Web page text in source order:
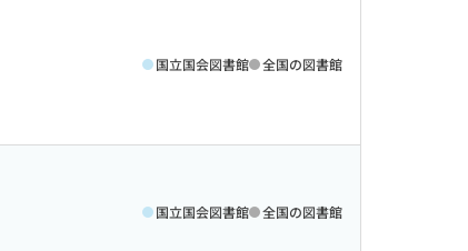
国立国会図書館 全国の図書館
国立国会図書館 全国の図書館